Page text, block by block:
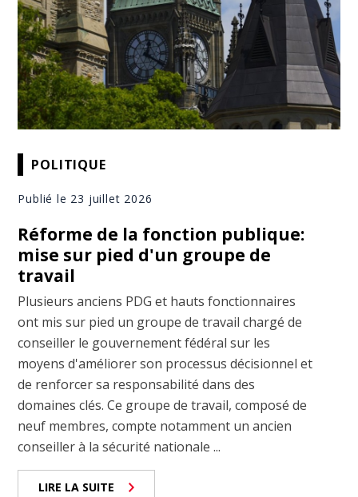
POLITIQUE
Publié le 23 juillet 2026
Réforme de la fonction publique:
mise sur pied d'un groupe de
travail
Plusieurs anciens PDG et hauts fonctionnaires
ont mis sur pied un groupe de travail chargé de
conseiller le gouvernement fédéral sur les
moyens d'améliorer son processus décisionnel et
de renforcer sa responsabilité dans des
domaines clés. Ce groupe de travail, composé de
neuf membres, compte notamment un ancien
conseiller à la sécurité nationale ...
LIRE LA SUITE